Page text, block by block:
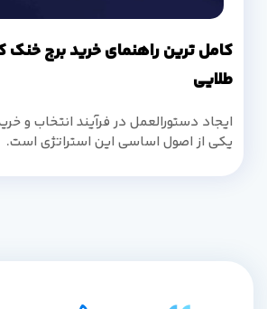
کامل ترین راهنمای خرید برج خنک
طلایی
ایجاد دستورالعمل در فرآیند انتخاب و
یکی از اصول اساسی این استراتژی است.